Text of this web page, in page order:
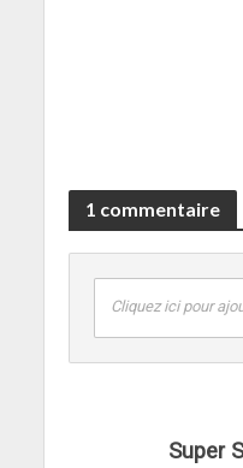
1 commentaire
Cliquez ici pour
Super